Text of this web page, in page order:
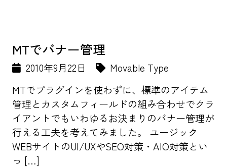
MTでバナー管理
2010年9月22日
Movable Type
MTでプラグインを使わずに、標準のアイテム
管理とカスタムフィールドの組み合わせでクラ
イアントでもいわゆるお決まりのバナー管理が
行える工夫を考えてみました。 ユージック
WEBサイトのUI/UXやSEO対策・AIO対策とい
っ […]